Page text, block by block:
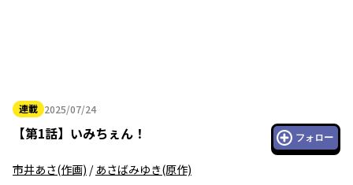
連載 2025/07/24
2025年07月24日
【第1話】 いみちぇん！ フォロー
市井あさ(作画) / あさばみゆき(原作)